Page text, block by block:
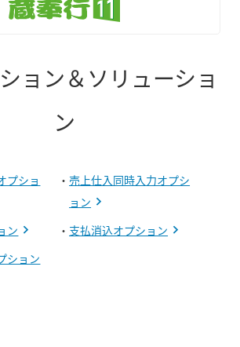
ョン＆ソリューショ
ン
プショ
・ 売上仕入同時入力オプシ
ョン
ン ・ 支払消込オプション
ション